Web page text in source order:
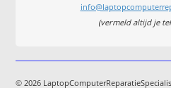
(vermeld altijd je
© 2026